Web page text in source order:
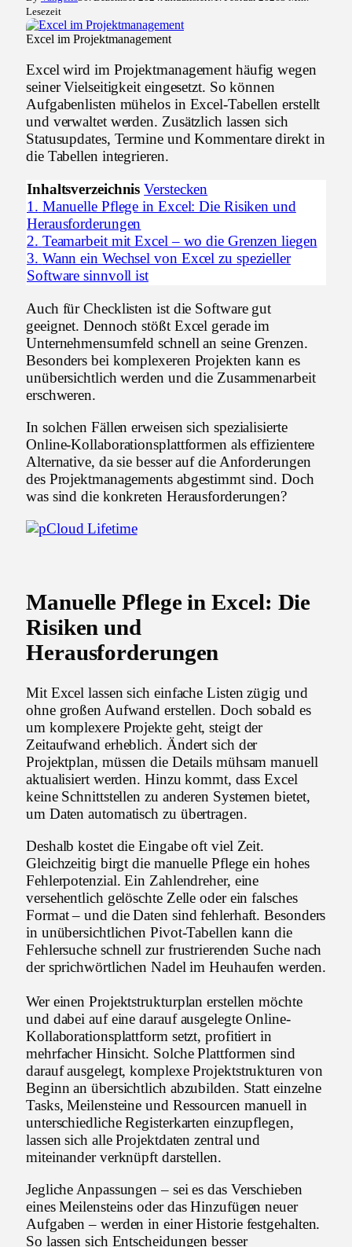
Lesezeit
Excel im Projektmanagement
Excel wird im Projektmanagement häufig wegen
seiner Vielseitigkeit eingesetzt. So können
Aufgabenlisten mühelos in Excel-Tabellen erstellt
und verwaltet werden. Zusätzlich lassen sich
Statusupdates, Termine und Kommentare direkt in
die Tabellen integrieren.
Inhaltsverzeichnis Verstecken
1. Manuelle Pflege in Excel: Die Risiken und
Herausforderungen
2. Teamarbeit mit Excel – wo die Grenzen liegen
3. Wann ein Wechsel von Excel zu spezieller
Software sinnvoll ist
Auch für Checklisten ist die Software gut
geeignet. Dennoch stößt Excel gerade im
Unternehmensumfeld schnell an seine Grenzen.
Besonders bei komplexeren Projekten kann es
unübersichtlich werden und die Zusammenarbeit
erschweren.
In solchen Fällen erweisen sich spezialisierte
Online-Kollaborationsplattformen als effizientere
Alternative, da sie besser auf die Anforderungen
des Projektmanagements abgestimmt sind. Doch
was sind die konkreten Herausforderungen?
Manuelle Pflege in Excel: Die
Risiken und
Herausforderungen
Mit Excel lassen sich einfache Listen zügig und
ohne großen Aufwand erstellen. Doch sobald es
um komplexere Projekte geht, steigt der
Zeitaufwand erheblich. Ändert sich der
Projektplan, müssen die Details mühsam manuell
aktualisiert werden. Hinzu kommt, dass Excel
keine Schnittstellen zu anderen Systemen bietet,
um Daten automatisch zu übertragen.
Deshalb kostet die Eingabe oft viel Zeit.
Gleichzeitig birgt die manuelle Pflege ein hohes
Fehlerpotenzial. Ein Zahlendreher, eine
versehentlich gelöschte Zelle oder ein falsches
Format – und die Daten sind fehlerhaft. Besonders
in unübersichtlichen Pivot-Tabellen kann die
Fehlersuche schnell zur frustrierenden Suche nach
der sprichwörtlichen Nadel im Heuhaufen werden.
Wer einen Projektstrukturplan erstellen möchte
und dabei auf eine darauf ausgelegte Online-
Kollaborationsplattform setzt, profitiert in
mehrfacher Hinsicht. Solche Plattformen sind
darauf ausgelegt, komplexe Projektstrukturen von
Beginn an übersichtlich abzubilden. Statt einzelne
Tasks, Meilensteine und Ressourcen manuell in
unterschiedliche Registerkarten einzupflegen,
lassen sich alle Projektdaten zentral und
miteinander verknüpft darstellen.
Jegliche Anpassungen – sei es das Verschieben
eines Meilensteins oder das Hinzufügen neuer
Aufgaben – werden in einer Historie festgehalten.
So lassen sich Entscheidungen besser